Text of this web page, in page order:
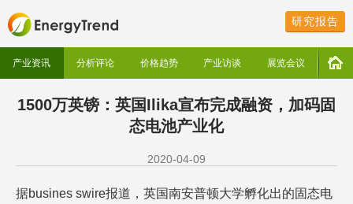
研究报告
产业资讯 分析评论 价格趋势 产业访谈 展览会议
1500万英镑：英国Ilika宣布完成融资，加码固
态电池产业化
2020-04-09
据busines swire报道，英国南安普顿大学孵化出的固态电